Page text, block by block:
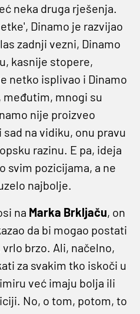
neka druga rješenja.
Dinamo je razvijao
zadnji vezni, Dinamo
kasnije stopere,
netko isplivao i Dinamo
međutim, mnogi su
nije proizveo
na vidiku, onu pravu
razinu. E pa, ideja
svim pozicijama, a ne
najbolje.
na Marka Brkljaču, on
da bi mogao postati
brzo. Ali, načelno,
za svakim tko iskoči u
već imaju bolja ili
No, o tom, potom, to